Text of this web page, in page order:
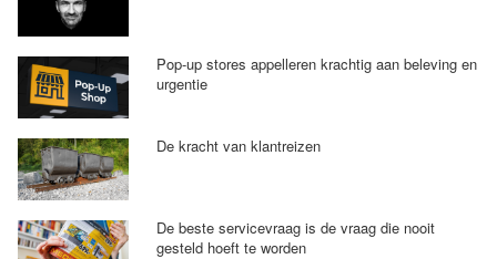
Pop-up stores appelleren krachtig aan beleving en
urgentie
De kracht van klantreizen
De beste servicevraag is de vraag die nooit
gesteld hoeft te worden